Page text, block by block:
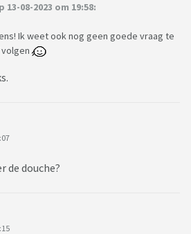
08-2023 om 19:58:
Ik weet ook nog geen goede vraag te
de douche?